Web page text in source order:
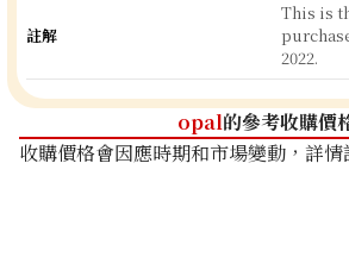
註解
This is
2022.
opal的參考收購價
收購價格會因應時期和市場變動，詳情